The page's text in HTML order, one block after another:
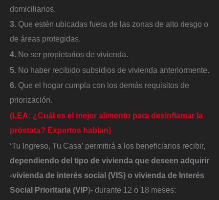
domiciliarios.
3. Que estén ubicadas fuera de las zonas de alto riesgo o
de áreas protegidas.
4. No ser propietarios de vivienda.
5. No haber recibido subsidios de vivienda anteriormente.
6. Que el hogar cumpla con los demás requisitos de
priorización.
(LEA: ¿Cuál es el mejor alimento para desinflamar la
próstata? Expertos hablan)
‘Tu Ingreso, Tu Casa’ permitirá a los beneficiarios recibir,
dependiendo del tipo de vivienda que deseen adquirir
-vivienda de interés social (VIS) o vivienda de Interés
Social Prioritaria (VIP)- durante 12 o 18 meses: